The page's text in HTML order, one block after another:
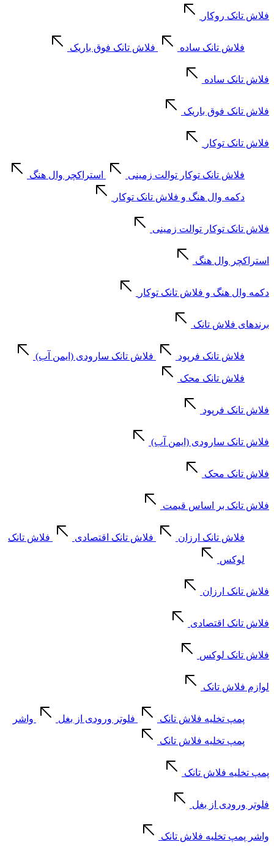
فلاش تانک روکار
فلاش تانک ساده فلاش تانک فوق باریک
فلاش تانک ساده
فلاش تانک فوق باریک
فلاش تانک توکار
فلاش تانک توکار توالت زمینی استراکچر وال هنگ
دکمه وال هنگ و فلاش تانک توکار
فلاش تانک توکار توالت زمینی
استراکچر وال هنگ
دکمه وال هنگ و فلاش تانک توکار
برندهای فلاش تانک
فلاش تانک فرپود فلاش تانک سارودی (ایمن آب)
فلاش تانک محک
فلاش تانک فرپود
فلاش تانک سارودی (ایمن آب)
فلاش تانک محک
فلاش تانک بر اساس قیمت
فلاش تانک ارزان فلاش تانک اقتصادی فلاش تانک
لوکس
فلاش تانک ارزان
فلاش تانک اقتصادی
فلاش تانک لوکس
لوازم فلاش تانک
پمپ تخلیه فلاش تانک فلوتر ورودی از بغل واشر
پمپ تخلیه فلاش تانک
پمپ تخلیه فلاش تانک
فلوتر ورودی از بغل
واشر پمپ تخلیه فلاش تانک